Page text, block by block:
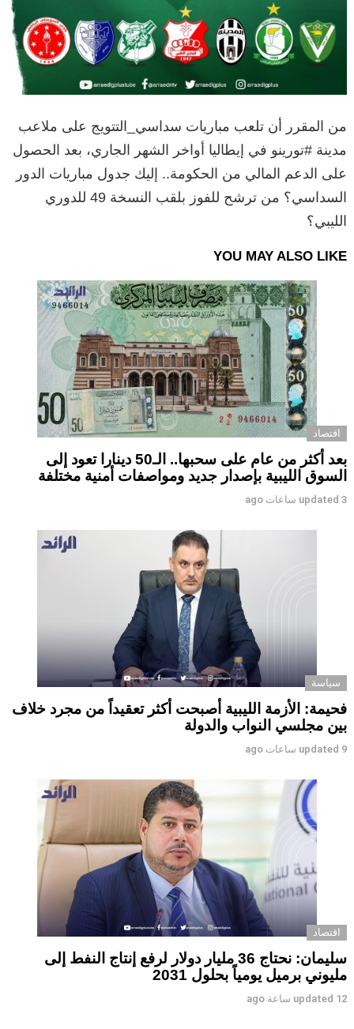
من المقرر أن تلعب مباريات سداسي_التتويج على ملاعب
مدينة #تورينو في إيطاليا أواخر الشهر الجاري، بعد الحصول
على الدعم المالي من الحكومة.. إليك جدول مباريات الدور
السداسي؟ من ترشح للفوز بلقب النسخة 49 للدوري
الليبي؟
YOU MAY ALSO LIKE
اقتصاد
بعد أكثر من عام على سحبها.. الـ50 دينارا تعود إلى
السوق الليبية بإصدار جديد ومواصفات أمنية مختلفة
updated 3 ساعات ago
سياسة
فحيمة: الأزمة الليبية أصبحت أكثر تعقيداً من مجرد خلاف
بين مجلسي النواب والدولة
updated 9 ساعات ago
اقتصاد
سليمان: نحتاج 36 مليار دولار لرفع إنتاج النفط إلى
مليوني برميل يومياً بحلول 2031
updated 12 ساعة ago